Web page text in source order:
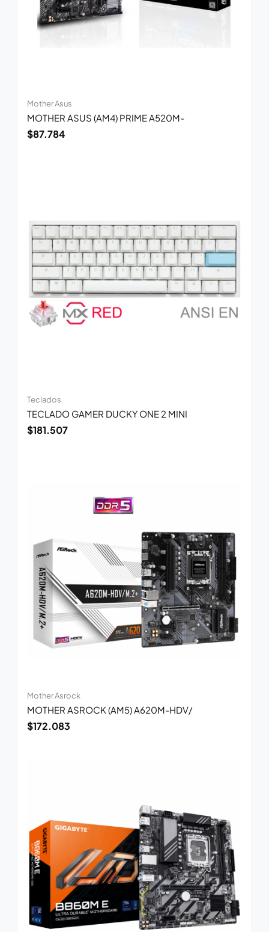
Mother Asus
MOTHER ASUS (AM4) PRIME A520M-
$87.784
Teclados
TECLADO GAMER DUCKY ONE 2 MINI
$181.507
Mother Asrock
MOTHER ASROCK (AM5) A620M-HDV/
$172.083